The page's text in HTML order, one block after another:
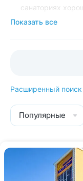
санаториях
игровые комнаты
вашем
Звонок
Показать все
Расширенный
Популярные